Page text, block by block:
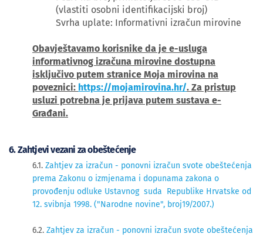
(vlastiti osobni identifikacijski broj)
Svrha uplate: Informativni izračun mirovine
Obavještavamo korisnike da je e-usluga
informativnog izračuna mirovine dostupna
isključivo putem stranice Moja mirovina na
poveznici: https://mojamirovina.hr/. Za pristup
usluzi potrebna je prijava putem sustava e-
Građani.
6. Zahtjevi vezani za obeštećenje
6.1. Zahtjev za izračun - ponovni izračun svote obeštećenja
prema Zakonu o izmjenama i dopunama zakona o
provođenju odluke Ustavnog suda Republike Hrvatske od
12. svibnja 1998. ("Narodne novine", broj19/2007.)
6.2. Zahtjev za izračun - ponovni izračun svote obeštećenja